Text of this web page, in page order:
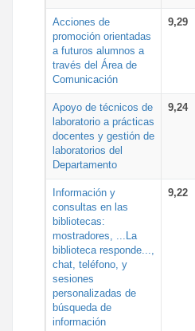
Acciones de
promoción orientadas
a futuros alumnos a
través del Área de
Comunicación
9,29
Apoyo de técnicos de
laboratorio a prácticas
docentes y gestión de
laboratorios del
Departamento
9,24
Información y
consultas en las
bibliotecas:
mostradores, ...La
biblioteca responde...,
chat, teléfono, y
sesiones
personalizadas de
búsqueda de
información
9,22